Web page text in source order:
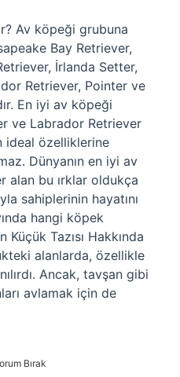
Av köpeği grubuna
Bay Retriever,
İrlanda Setter,
Retriever, Pointer ve
En iyi av köpeği
ve Labrador Retriever
ideal özelliklerine
Dünyanın en iyi av
alan bu ırklar oldukça
sahiplerinin hayatını
hangi köpek
Küçük Tazısı Hakkında
alanlarda, özellikle
Ancak, tavşan gibi
avlamak için de
Bırak